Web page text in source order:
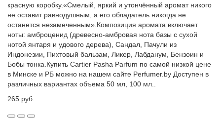
красную коробку.«Смелый, яркий и утончённый аромат никого
не оставит равнодушным, а его обладатель никогда не
останется незамеченным».Композиция аромата включает
ноты: амброценид (древесно-амбровая нота базы с сухой
нотой янтаря и удового дерева), Сандал, Пачули из
Индонезии, Пихтовый бальзам, Ликер, Лабданум, Бензоин и
Бобы тонка.Купить Cartier Pasha Parfum по самой низкой цене
в Минске и РБ можно на нашем сайте Perfumer.by Доступен в
различных вариантах объема 50 мл, 100 мл..
265 руб.